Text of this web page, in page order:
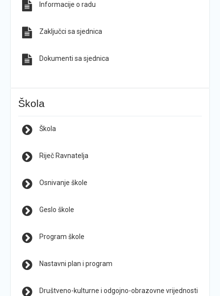
Informacije o radu
Zaključci sa sjednica
Dokumenti sa sjednica
Škola
Škola
Riječ Ravnatelja
Osnivanje škole
Geslo škole
Program škole
Nastavni plan i program
Društveno-kulturne i odgojno-obrazovne vrijednosti